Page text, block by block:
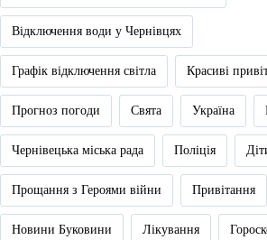
Відключення води у Чернівцях
Графік відключення світла Красиві
Прогноз погоди Свята Україна
Чернівецька міська рада Поліція
Прощання з Героями війни Привітання
Новини Буковини Лікування